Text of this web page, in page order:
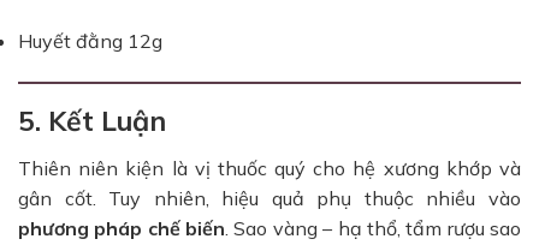
Huyết đằng 12g
5. Kết Luận
Thiên niên kiện là vị thuốc quý cho hệ xương khớp và
gân cốt. Tuy nhiên, hiệu quả phụ thuộc nhiều vào
phương pháp chế biến. Sao vàng – hạ thổ, tẩm rượu sao